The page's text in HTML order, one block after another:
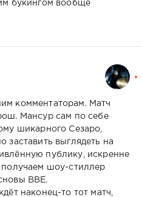
букингом вообще
комментаторам. Матч
Мансур сам по себе
шикарного Сезаро,
заставить выглядеть на
публику, искренне
шоу-стиллер
ВВЕ.
наконец-то тот матч,